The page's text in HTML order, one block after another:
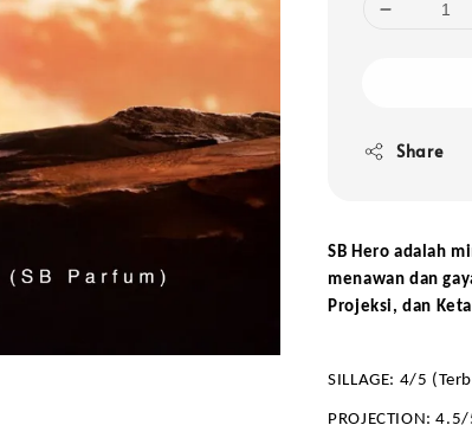
Share
SB Hero adalah
menawan dan
Projeksi, dan
SILLAGE: 4/5
PROJECTION: